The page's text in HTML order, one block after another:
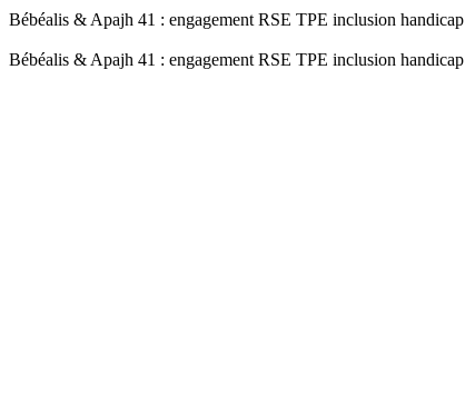
Bébéalis & Apajh 41 : engagement RSE TPE inclusion handicap
Bébéalis & Apajh 41 : engagement RSE TPE inclusion handicap